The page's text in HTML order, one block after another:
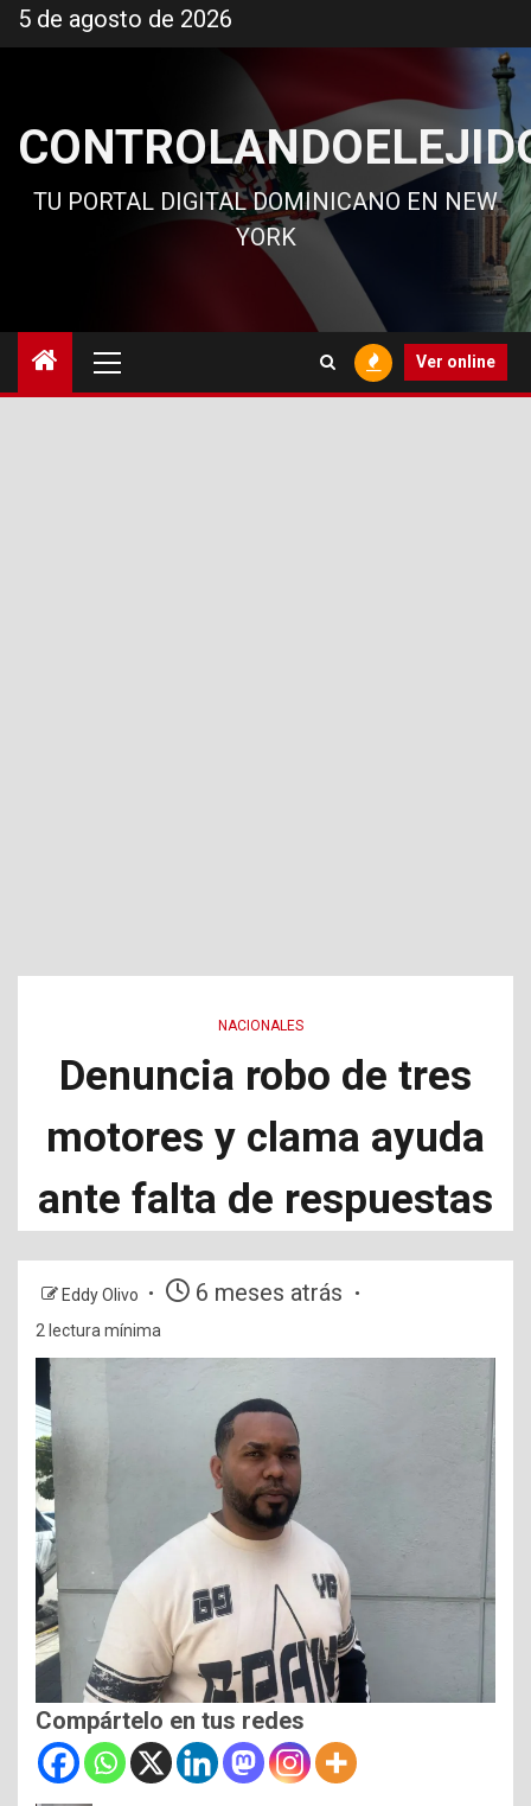
al
5 de agosto de 2026
TU PORTAL DIGITAL DOMINICANO EN NEW
YORK
principal
Ver online
NACIONALES
Denuncia robo de tres
motores y clama ayuda
ante falta de respuestas
Eddy Olivo 6 meses atrás
2 lectura mínima
Compártelo en tus redes